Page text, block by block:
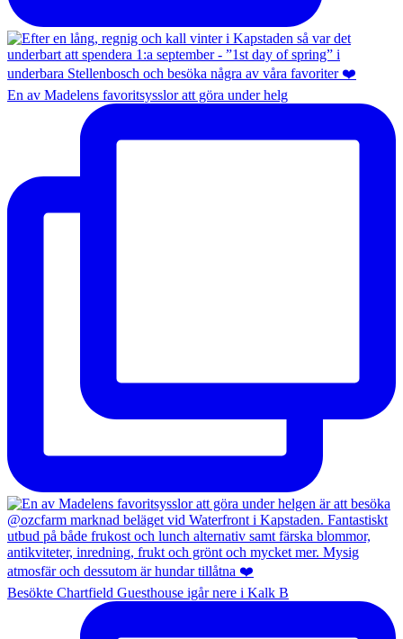
En av Madelens favoritsysslor att göra under helg
Besökte Chartfield Guesthouse igår nere i Kalk B